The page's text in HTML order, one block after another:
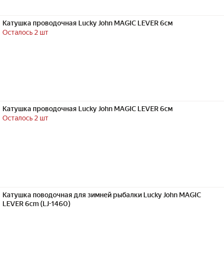
Катушка проводочная Lucky John MAGIC LEVER 6см
Осталось 2 шт
Катушка проводочная Lucky John MAGIC LEVER 6см
Осталось 2 шт
Катушка поводочная для зимней рыбалки Lucky John MAGIC
LEVER 6cm (LJ-1460)